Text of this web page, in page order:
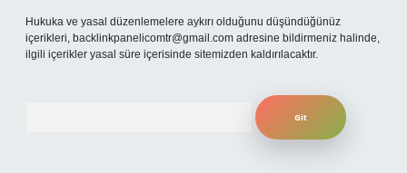
Hukuka ve yasal düzenlemelere aykırı olduğunu düşündüğünüz
içerikleri, backlinkpanelicomtr@gmail.com adresine bildirmeniz halinde,
ilgili içerikler yasal süre içerisinde sitemizden kaldırılacaktır.